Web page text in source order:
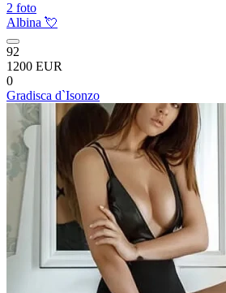
2 foto
Albina 💘
92
1200 EUR
0
Gradisca d`Isonzo